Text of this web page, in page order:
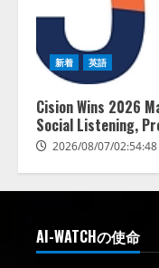
新着 英語
Cision Wins 2026
Social Listening,
2026/08/07/02:54:48
AI-WATCHの使命